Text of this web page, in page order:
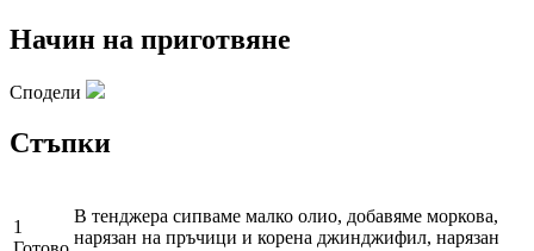
Начин на приготвяне
Сподели
Стъпки
1
В тенджера сипваме малко олио, добавяме моркова,
нарязан на пръчици и корена джинджифил, нарязан